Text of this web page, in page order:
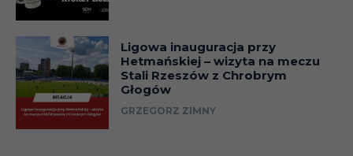
Ligowa inauguracja przy
Hetmańskiej – wizyta na meczu
Stali Rzeszów z Chrobrym
Głogów
GRZEGORZ ZIMNY